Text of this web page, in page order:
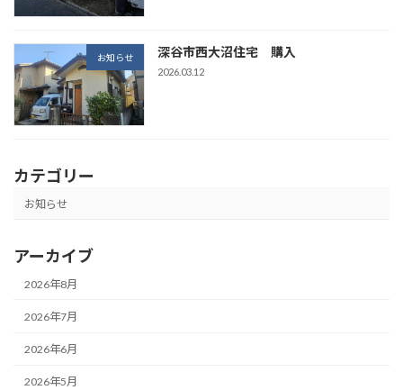
お知らせ 深谷市西大沼住宅 購入
2026.03.12
カテゴリー
お知らせ
アーカイブ
2026年8月
2026年7月
2026年6月
2026年5月